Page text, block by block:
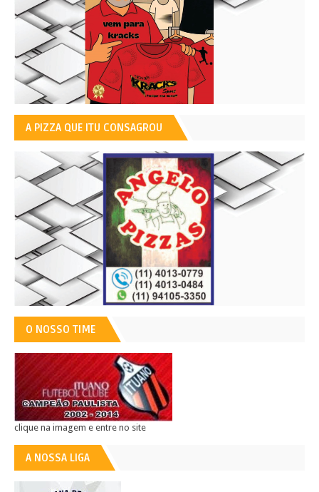
A PIZZA QUE ITU CONSAGROU
O NOSSO TIME
clique na imagem e entre no site
A NOSSA LIGA